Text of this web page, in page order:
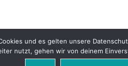
und es gelten unsere
nutzt, gehen wir von deinem